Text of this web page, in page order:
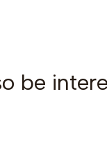
be